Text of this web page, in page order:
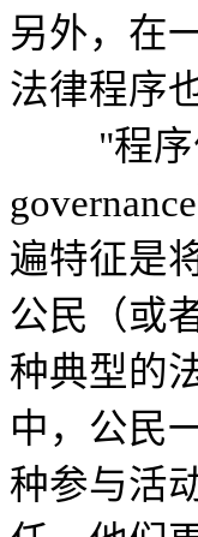
另外，在
法律程序
"程序价
遍特征是
公民（或
种典型的
中，公民
种参与活